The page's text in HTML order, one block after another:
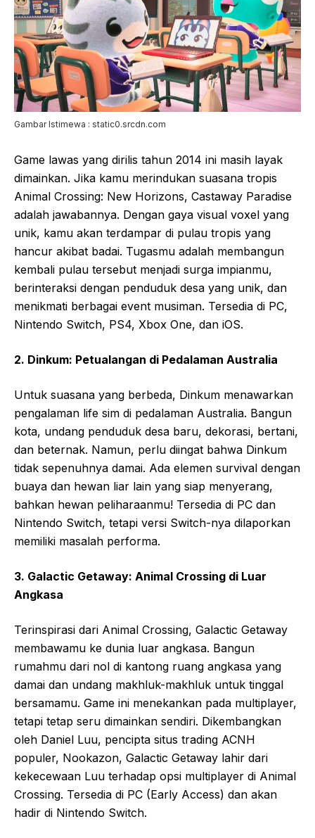
Gambar Istimewa : static0.srcdn.com
Game lawas yang dirilis tahun 2014 ini masih layak
dimainkan. Jika kamu merindukan suasana tropis
Animal Crossing: New Horizons, Castaway Paradise
adalah jawabannya. Dengan gaya visual voxel yang
unik, kamu akan terdampar di pulau tropis yang
hancur akibat badai. Tugasmu adalah membangun
kembali pulau tersebut menjadi surga impianmu,
berinteraksi dengan penduduk desa yang unik, dan
menikmati berbagai event musiman. Tersedia di PC,
Nintendo Switch, PS4, Xbox One, dan iOS.
2. Dinkum: Petualangan di Pedalaman Australia
Untuk suasana yang berbeda, Dinkum menawarkan
pengalaman life sim di pedalaman Australia. Bangun
kota, undang penduduk desa baru, dekorasi, bertani,
dan beternak. Namun, perlu diingat bahwa Dinkum
tidak sepenuhnya damai. Ada elemen survival dengan
buaya dan hewan liar lain yang siap menyerang,
bahkan hewan peliharaanmu! Tersedia di PC dan
Nintendo Switch, tetapi versi Switch-nya dilaporkan
memiliki masalah performa.
3. Galactic Getaway: Animal Crossing di Luar
Angkasa
Terinspirasi dari Animal Crossing, Galactic Getaway
membawamu ke dunia luar angkasa. Bangun
rumahmu dari nol di kantong ruang angkasa yang
damai dan undang makhluk-makhluk untuk tinggal
bersamamu. Game ini menekankan pada multiplayer,
tetapi tetap seru dimainkan sendiri. Dikembangkan
oleh Daniel Luu, pencipta situs trading ACNH
populer, Nookazon, Galactic Getaway lahir dari
kekecewaan Luu terhadap opsi multiplayer di Animal
Crossing. Tersedia di PC (Early Access) dan akan
hadir di Nintendo Switch.